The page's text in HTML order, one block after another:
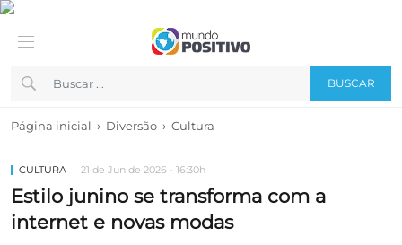
BUSCAR
Página inicial › Diversão › Cultura
CULTURA 21 de Jun de 2026 - 16:30h
Estilo junino se transforma com a
internet e novas modas